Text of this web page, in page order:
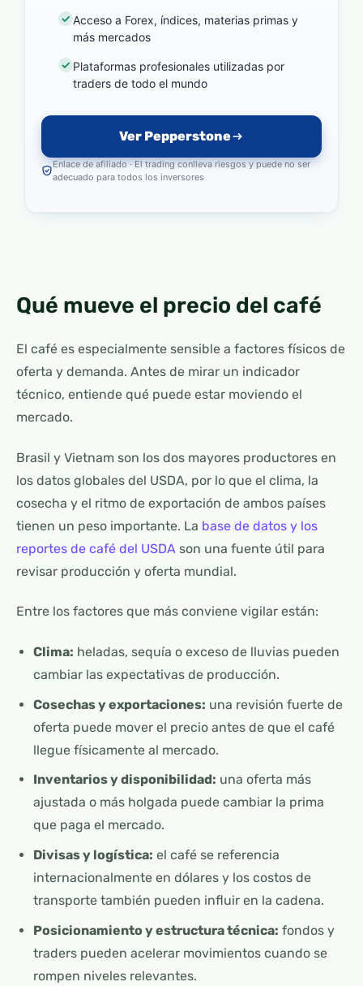
Acceso a Forex, índices, materias primas y
más mercados
Plataformas profesionales utilizadas por
traders de todo el mundo
Ver Pepperstone
Enlace de afiliado · El trading conlleva riesgos y puede no ser
adecuado para todos los inversores
Qué mueve el precio del café
El café es especialmente sensible a factores físicos de
oferta y demanda. Antes de mirar un indicador
técnico, entiende qué puede estar moviendo el
mercado.
Brasil y Vietnam son los dos mayores productores en
los datos globales del USDA, por lo que el clima, la
cosecha y el ritmo de exportación de ambos países
tienen un peso importante. La base de datos y los
reportes de café del USDA son una fuente útil para
revisar producción y oferta mundial.
Entre los factores que más conviene vigilar están:
Clima: heladas, sequía o exceso de lluvias pueden
cambiar las expectativas de producción.
Cosechas y exportaciones: una revisión fuerte de
oferta puede mover el precio antes de que el café
llegue físicamente al mercado.
Inventarios y disponibilidad: una oferta más
ajustada o más holgada puede cambiar la prima
que paga el mercado.
Divisas y logística: el café se referencia
internacionalmente en dólares y los costos de
transporte también pueden influir en la cadena.
Posicionamiento y estructura técnica: fondos y
traders pueden acelerar movimientos cuando se
rompen niveles relevantes.